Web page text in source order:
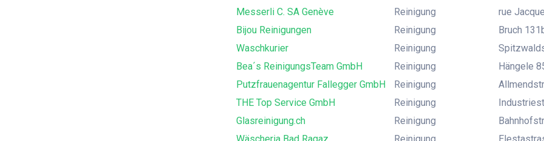
Messerli C. SA Genève
Reinigung
rue
Bijou Reinigungen
Reinigung
Bruch
Waschkurier
Reinigung
Bea´s ReinigungsTeam GmbH
Reinigung
Hängele
Putzfrauenagentur Fallegger GmbH
Reinigung
THE Top Service GmbH
Reinigung
Glasreinigung.ch
Reinigung
Wäscheria Bad Ragaz
Reinigung